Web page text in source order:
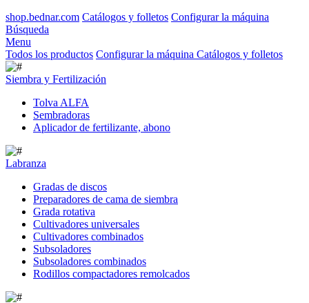
shop.bednar.com Catálogos y folletos Configurar la máquina
Búsqueda
Menu
Todos los productos Configurar la máquina Catálogos y folletos
Siembra y Fertilización
Tolva ALFA
Sembradoras
Aplicador de fertilizante, abono
Labranza
Gradas de discos
Preparadores de cama de siembra
Grada rotativa
Cultivadores universales
Cultivadores combinados
Subsoladores
Subsoladores combinados
Rodillos compactadores remolcados